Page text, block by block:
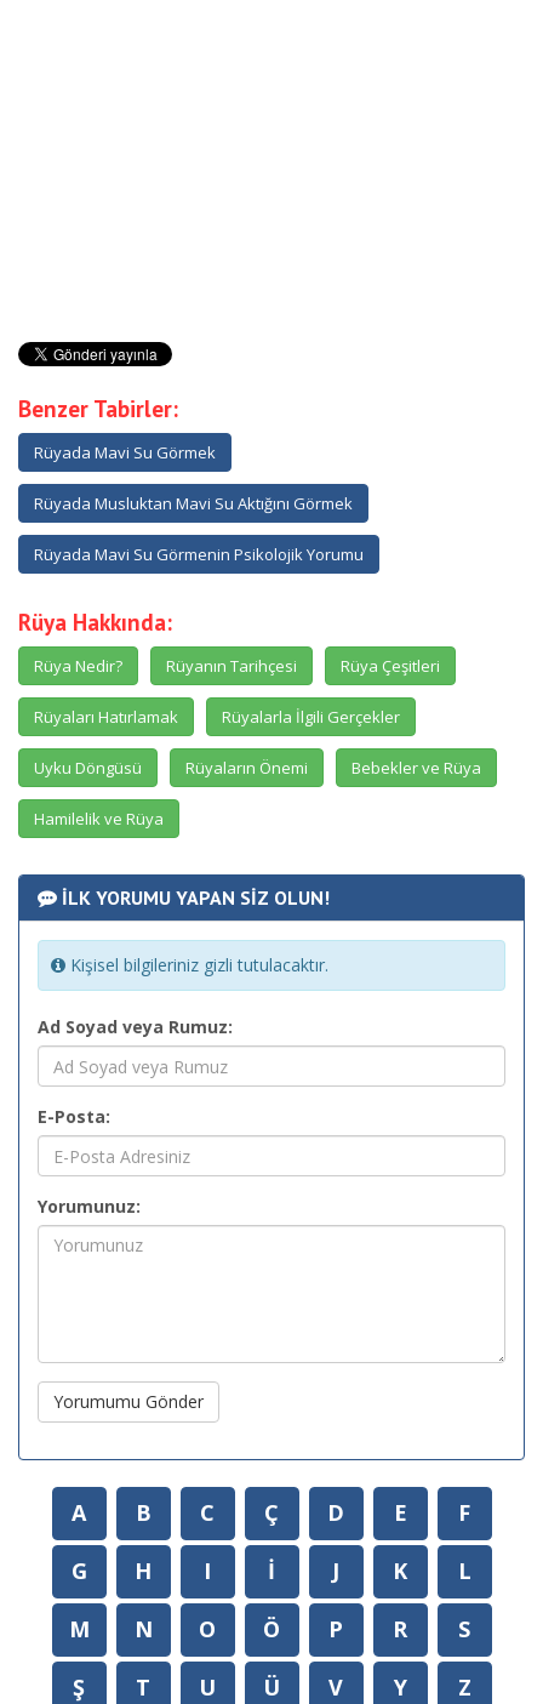
Benzer Tabirler:
Rüyada Mavi Su Görmek
Rüyada Musluktan Mavi Su Aktığını Görmek
Rüyada Mavi Su Görmenin Psikolojik Yorumu
Rüya Hakkında:
Rüya Nedir? Rüyanın Tarihçesi Rüya Çeşitleri
Rüyaları Hatırlamak Rüyalarla İlgili Gerçekler
Uyku Döngüsü Rüyaların Önemi Bebekler ve Rüya
Hamilelik ve Rüya
İLK YORUMU YAPAN SİZ OLUN!
Kişisel bilgileriniz gizli tutulacaktır.
Ad Soyad veya Rumuz:
E-Posta:
Yorumunuz:
Yorumumu Gönder
A B C Ç D E
F
G
H I İ J K
L
M
N O Ö P R
S
Ş
T U Ü V Y Z